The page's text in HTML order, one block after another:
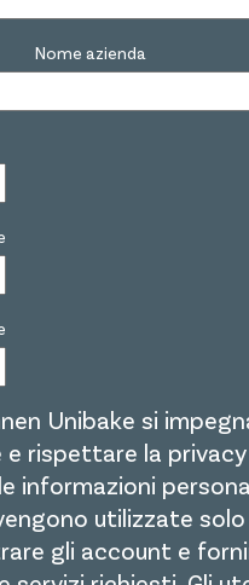
Nome azienda
Unibake si
rispettare la
informazioni
utilizzate
gli account e